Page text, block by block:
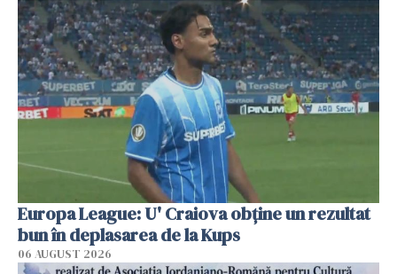
Europa League: U' Craiova obține un rezultat
bun în deplasarea de la Kups
06 AUGUST 2026